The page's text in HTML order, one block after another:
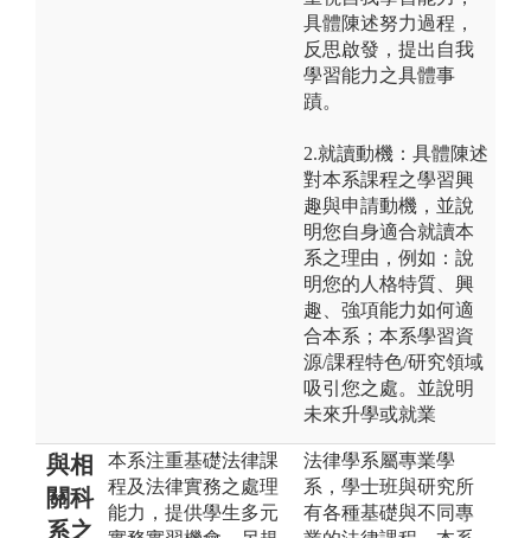
具體陳述努力過程，
反思啟發，提出自我
學習能力之具體事
蹟。
2.就讀動機：具體陳述
對本系課程之學習興
趣與申請動機，並說
明您自身適合就讀本
系之理由，例如：說
明您的人格特質、興
趣、強項能力如何適
合本系；本系學習資
源/課程特色/研究領域
吸引您之處。並說明
未來升學或就業
與相
關科
系之
本系注重基礎法律課
程及法律實務之處理
能力，提供學生多元
法律學系屬專業學
系，學士班與研究所
有各種基礎與不同專